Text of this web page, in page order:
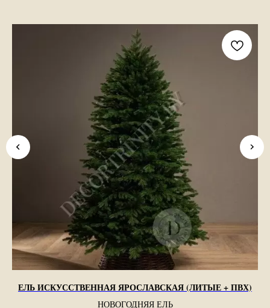
ЕЛЬ ИСКУССТВЕННАЯ ЯРОСЛАВСКАЯ (ЛИТЫЕ + ПВХ)
НОВОГОДНЯЯ ЕЛЬ